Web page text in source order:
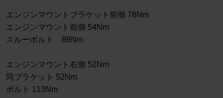
エンジンマウントブラケット前側 78Nm
エンジンマウント前側 54Nm
スルーボルト 89Nm
エンジンマウント右側 52Nm
同ブラケット 52Nm
ボルト 113Nm